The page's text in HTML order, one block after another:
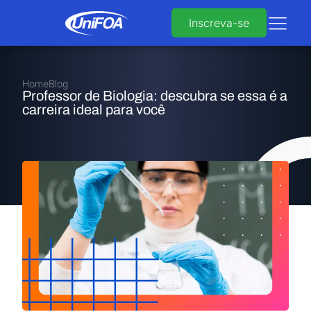
Inscreva-se
HomeBlog
Professor de Biologia: descubra se essa é a
carreira ideal para você